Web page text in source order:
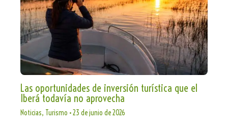
Las oportunidades de inversión turística que el
Iberá todavía no aprovecha
Noticias, Turismo •23 de junio de 2026